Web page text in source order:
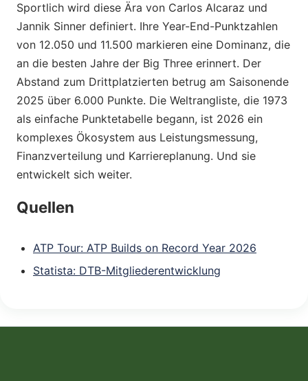
Sportlich wird diese Ära von Carlos Alcaraz und
Jannik Sinner definiert. Ihre Year-End-Punktzahlen
von 12.050 und 11.500 markieren eine Dominanz, die
an die besten Jahre der Big Three erinnert. Der
Abstand zum Drittplatzierten betrug am Saisonende
2025 über 6.000 Punkte. Die Weltrangliste, die 1973
als einfache Punktetabelle begann, ist 2026 ein
komplexes Ökosystem aus Leistungsmessung,
Finanzverteilung und Karriereplanung. Und sie
entwickelt sich weiter.
Quellen
ATP Tour: ATP Builds on Record Year 2026
Statista: DTB-Mitgliederentwicklung